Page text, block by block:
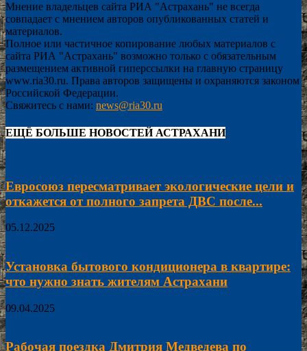
Мнение владельцев сайта РИА "Астрахань" не всегда
совпадает с мнением авторов опубликованных статей и
материалов.
Полное или частичное копирование любых материалов с
сайта РИА "Астрахань" возможно только с обязательным
размещением активной гиперссылки на главную страницу
www.ria30.ru. Права авторов защищены и охраняются законом
Российской Федерации.
Свяжитесь с нами: news@ria30.ru
ЕЩЁ БОЛЬШЕ НОВОСТЕЙ АСТРАХАНИ
Евросоюз пересматривает экологические цели и
откажется от полного запрета ДВС после...
05.12.2025
Установка бытового кондиционера в квартире:
что нужно знать жителям Астрахани
09.04.2025
Рабочая поездка Дмитрия Медведева по